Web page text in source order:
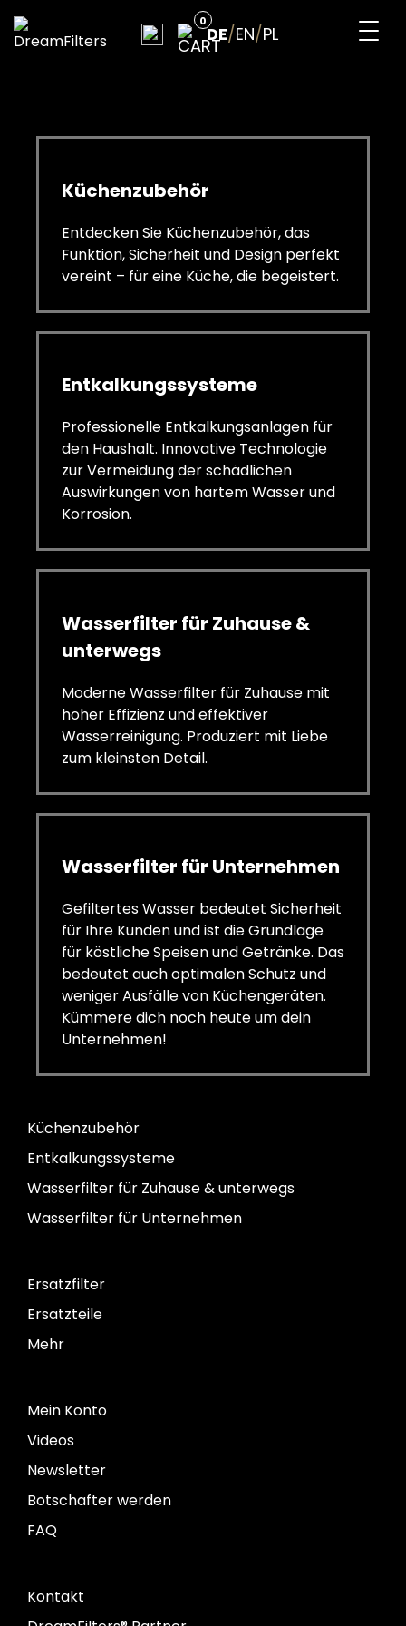
to
content
0
DE/EN/PL
Küchenzubehör
Entdecken Sie Küchenzubehör, das
Funktion, Sicherheit und Design perfekt
vereint – für eine Küche, die begeistert.
Entkalkungssysteme
Professionelle Entkalkungsanlagen für
den Haushalt. Innovative Technologie
zur Vermeidung der schädlichen
Auswirkungen von hartem Wasser und
Korrosion.
Wasserfilter für Zuhause &
unterwegs
Moderne Wasserfilter für Zuhause mit
hoher Effizienz und effektiver
Wasserreinigung. Produziert mit Liebe
zum kleinsten Detail.
Wasserfilter für Unternehmen
Gefiltertes Wasser bedeutet Sicherheit
für Ihre Kunden und ist die Grundlage
für köstliche Speisen und Getränke. Das
bedeutet auch optimalen Schutz und
weniger Ausfälle von Küchengeräten.
Kümmere dich noch heute um dein
Unternehmen!
Küchenzubehör
Entkalkungssysteme
Wasserfilter für Zuhause & unterwegs
Wasserfilter für Unternehmen
Ersatzfilter
Ersatzteile
Mehr
Mein Konto
Videos
Newsletter
Botschafter werden
FAQ
Kontakt